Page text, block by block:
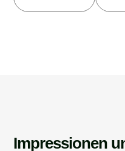
Impressionen